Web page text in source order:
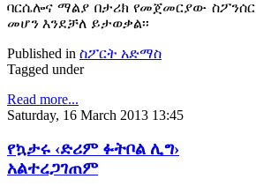
ባርሴሎና ማልያ በታሪክ የመጀመርያው ስፖንሰር
መሆን እንደቻለ ይታወቃል፡፡
Published in ስፖርት አድማስ
Tagged under
Read more...
Saturday, 16 March 2013 13:45
የኳታሩ ‹ድሪም ፉትቦል ሊግ›
አልተረጋገጠም